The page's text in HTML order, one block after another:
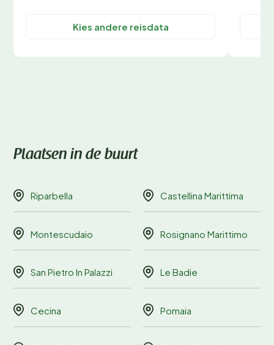
Kies andere reisdata
Plaatsen in de buurt
Riparbella Castellina Marittima
Montescudaio Rosignano Marittimo
San Pietro In Palazzi Le Badie
Cecina Pomaia